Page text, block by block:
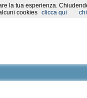
la tua esperienza.
cookies
clicca qui